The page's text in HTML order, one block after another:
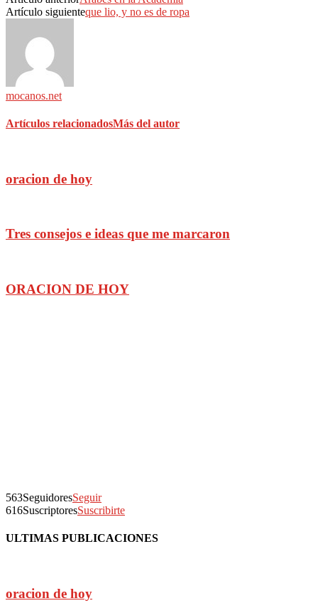
Artículo siguienteque lio, y no es de ropa
mocanos.net
Artículos relacionadosMás del autor
oracion de hoy
Tres consejos e ideas que me marcaron
ORACION DE HOY
563SeguidoresSeguir
616SuscriptoresSuscribirte
ULTIMAS PUBLICACIONES
oracion de hoy